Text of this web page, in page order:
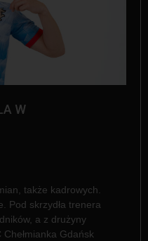
W
także kadrowych.
Pod skrzydła trenera
a z drużyny
Chełmianka Gdańsk